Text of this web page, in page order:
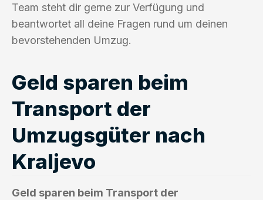
Team steht dir gerne zur Verfügung und
beantwortet all deine Fragen rund um deinen
bevorstehenden Umzug.
Geld sparen beim
Transport der
Umzugsgüter nach
Kraljevo
Geld sparen beim Transport der